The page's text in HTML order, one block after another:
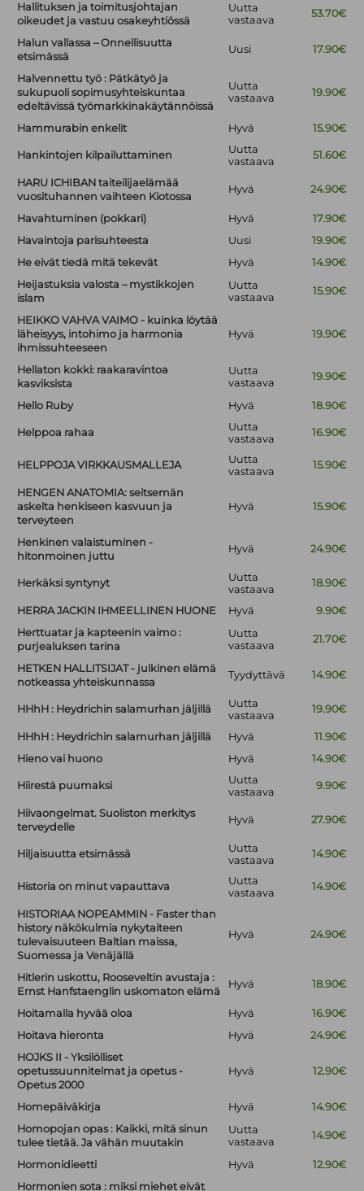
Hallituksen ja toimitusjohtajan
oikeudet ja vastuu osakeyhtiössä
Uutta
vastaava
53.70€
Halun vallassa – Onnellisuutta
etsimässä
Uusi 17.90€
Halvennettu työ : Pätkätyö ja
sukupuoli sopimusyhteiskuntaa
edeltävissä työmarkkinakäytännöissä
Uutta
vastaava
19.90€
Hammurabin enkelit Hyvä 15.90€
Hankintojen kilpailuttaminen
Uutta
vastaava
51.60€
HARU ICHIBAN taiteilijaelämää
vuosituhannen vaihteen Kiotossa
Hyvä 24.90€
Havahtuminen (pokkari) Hyvä
17.90€
Havaintoja parisuhteesta
Uusi
19.90€
He eivät tiedä mitä tekevät
Hyvä
14.90€
Heijastuksia valosta – mystikkojen
islam
Uutta
vastaava
15.90€
HEIKKO VAHVA VAIMO - kuinka löytää
läheisyys, intohimo ja harmonia
ihmissuhteeseen
Hyvä 19.90€
Hellaton kokki: raakaravintoa
kasviksista
Uutta
vastaava
19.90€
Hello Ruby Hyvä 18.90€
Helppoa rahaa
Uutta
vastaava
16.90€
HELPPOJA VIRKKAUSMALLEJA
Uutta
vastaava
15.90€
HENGEN ANATOMIA: seitsemän
askelta henkiseen kasvuun ja
terveyteen
Hyvä 15.90€
Henkinen valaistuminen -
hitonmoinen juttu
Hyvä 24.90€
Herkäksi syntynyt
Uutta
vastaava
18.90€
HERRA JACKIN IHMEELLINEN HUONE Hyvä
9.90€
Herttuatar ja kapteenin vaimo :
purjealuksen tarina
Uutta
vastaava
21.70€
HETKEN HALLITSIJAT - julkinen elämä
notkeassa yhteiskunnassa
Tyydyttävä 14.90€
HHhH : Heydrichin salamurhan jäljillä
Uutta
vastaava
19.90€
HHhH : Heydrichin salamurhan jäljillä Hyvä
11.90€
Hieno vai huono
Hyvä 14.90€
Hiirestä puumaksi
Uutta
vastaava
9.90€
Hiivaongelmat. Suoliston merkitys
terveydelle
Hyvä 27.90€
Hiljaisuutta etsimässä
Uutta
vastaava
14.90€
Historia on minut vapauttava
Uutta
vastaava
14.90€
HISTORIAA NOPEAMMIN - Faster than
history näkökulmia nykytaiteen
tulevaisuuteen Baltian maissa,
Suomessa ja Venäjällä
Hyvä 24.90€
Hitlerin uskottu, Rooseveltin avustaja :
Ernst Hanfstaenglin uskomaton elämä
Hyvä 18.90€
Hoitamalla hyvää oloa Hyvä
16.90€
Hoitava hieronta
Hyvä
24.90€
HOJKS II - Yksilölliset
opetussuunnitelmat ja opetus -
Opetus 2000
Hyvä 12.90€
Homepäiväkirja Hyvä
14.90€
Homopojan opas : Kaikki, mitä sinun
tulee tietää. Ja vähän muutakin
Uutta
vastaava
14.90€
Hormonidieetti Hyvä
12.90€
Hormonien sota : miksi miehet eivät